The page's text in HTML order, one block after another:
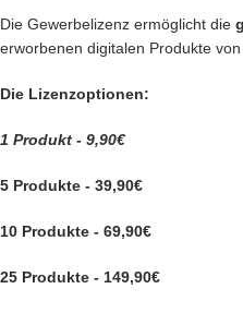
Die Gewerbelizenz ermöglicht die
erworbenen digitalen Produkte von
Die Lizenzoptionen:
1 Produkt - 9,90€
5 Produkte - 39,90€
10 Produkte - 69,90€
25 Produkte - 149,90€